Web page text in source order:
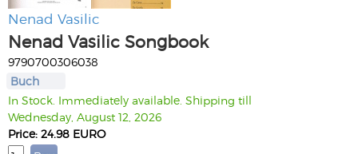
Nenad Vasilic
Nenad Vasilic Songbook
9790700306038
Buch
In Stock. Immediately available. Shipping till
Wednesday, August 12, 2026
Price: 24.98 EURO